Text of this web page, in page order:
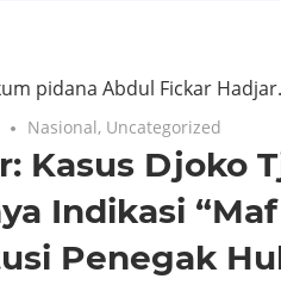
pidana Abdul Fickar
Nasional, Uncategorized
Kasus Djoko
Indikasi
Penegak